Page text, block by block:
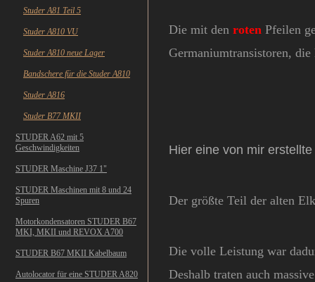
Studer A81 Teil 5
Studer A810 VU
Studer A810 neue Lager
Bandschere für die Studer A810
Studer A816
Studer B77 MKII
STUDER A62 mit 5
Geschwindigkeiten
STUDER Maschine J37 1"
STUDER Maschinen mit 8 und 24
Spuren
Motorkondensatoren STUDER B67
MKI, MKII und REVOX A700
STUDER B67 MKII Kabelbaum
Autolocator für eine STUDER A820
Die mit den roten Pfeilen
Germaniumtransistoren, die
Hier eine von mir
Der größte Teil der alten
Die volle Leistung war
Deshalb traten auch